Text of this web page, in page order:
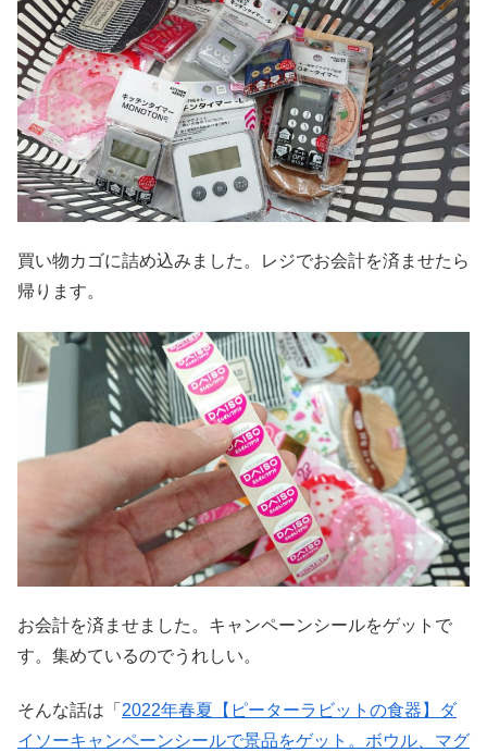
買い物カゴに詰め込みました。レジでお会計を済ませたら
帰ります。
お会計を済ませました。キャンペーンシールをゲットで
す。集めているのでうれしい。
そんな話は「 2022年春夏【ピーターラビットの食器】ダ
イソーキャンペーンシールで景品をゲット。ボウル、マグ